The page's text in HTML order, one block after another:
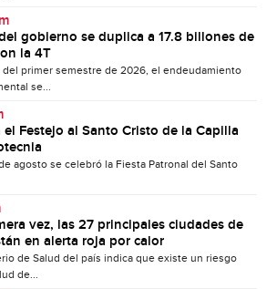
gobierno se duplica a 17.8 billones de
la 4T
del primer semestre de 2026, el endeudamiento
se...
el Festejo al Santo Cristo de la Capilla
agosto se celebró la Fiesta Patronal del Santo
vez, las 27 principales ciudades de
en alerta roja por calor
de Salud del país indica que existe un riesgo
de...